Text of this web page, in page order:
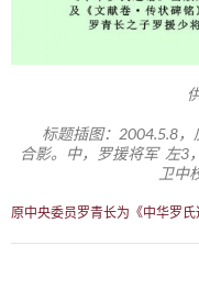
标题插图：2004.5.8
合影。中，罗援将军 左3
卫中
原中央委员罗青长为《中华罗氏